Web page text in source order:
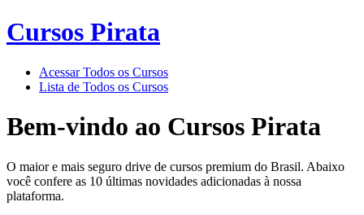
Cursos Pirata
Acessar Todos os Cursos
Lista de Todos os Cursos
Bem-vindo ao Cursos Pirata
O maior e mais seguro drive de cursos premium do Brasil. Abaixo
você confere as 10 últimas novidades adicionadas à nossa
plataforma.